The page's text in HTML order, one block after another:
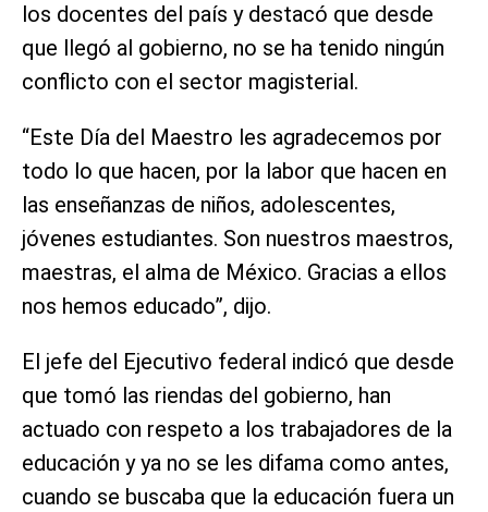
los docentes del país y destacó que desde
que llegó al gobierno, no se ha tenido ningún
conflicto con el sector magisterial.
“Este Día del Maestro les agradecemos por
todo lo que hacen, por la labor que hacen en
las enseñanzas de niños, adolescentes,
jóvenes estudiantes. Son nuestros maestros,
maestras, el alma de México. Gracias a ellos
nos hemos educado”, dijo.
El jefe del Ejecutivo federal indicó que desde
que tomó las riendas del gobierno, han
actuado con respeto a los trabajadores de la
educación y ya no se les difama como antes,
cuando se buscaba que la educación fuera un